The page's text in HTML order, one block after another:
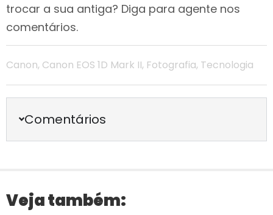
trocar a sua antiga? Diga para agente nos
comentários.
Canon, Canon EOS 1D Mark II, Fotografia, Tecnologia
Comentários
Veja também: